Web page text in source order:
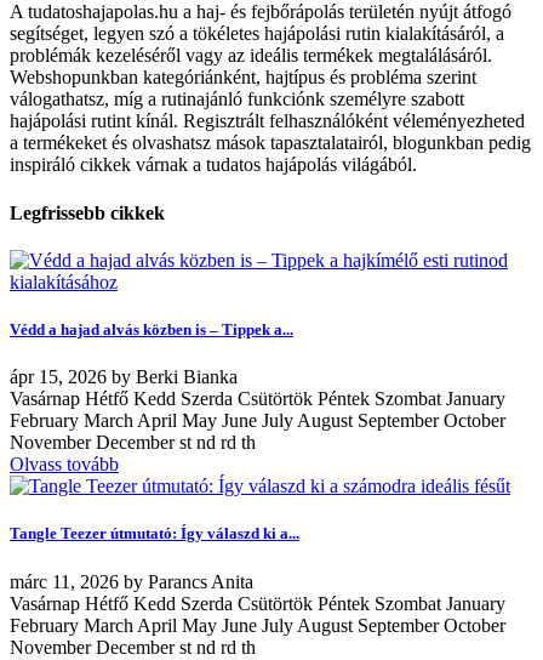
A tudatoshajapolas.hu a haj- és fejbőrápolás területén nyújt átfogó
segítséget, legyen szó a tökéletes hajápolási rutin kialakításáról, a
problémák kezeléséről vagy az ideális termékek megtalálásáról.
Webshopunkban kategóriánként, hajtípus és probléma szerint
válogathatsz, míg a rutinajánló funkciónk személyre szabott
hajápolási rutint kínál. Regisztrált felhasználóként véleményezheted
a termékeket és olvashatsz mások tapasztalatairól, blogunkban pedig
inspiráló cikkek várnak a tudatos hajápolás világából.
Legfrissebb cikkek
Védd a hajad alvás közben is – Tippek a...
ápr 15, 2026 by Berki Bianka
Vasárnap Hétfő Kedd Szerda Csütörtök Péntek Szombat January
February March April May June July August September October
November December st nd rd th
Olvass tovább
Tangle Teezer útmutató: Így válaszd ki a...
márc 11, 2026 by Parancs Anita
Vasárnap Hétfő Kedd Szerda Csütörtök Péntek Szombat January
February March April May June July August September October
November December st nd rd th